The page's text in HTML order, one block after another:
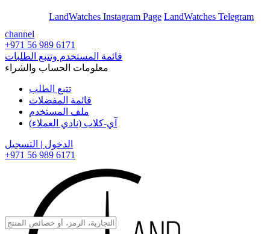
LandWatches Instagram Page LandWatches Telegram
channel
+971 56 989 6171
قائمة المستخدم وتتبع الطلبات
معلومات الحساب والشراء
تتبع الطلب
قائمة المفضلات
ملف المستخدم
آي-كلاب (نادي العملاء)
الدخول | التسجيل
+971 56 989 6171